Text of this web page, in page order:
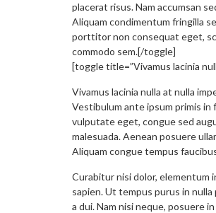
placerat risus. Nam accumsan
Aliquam condimentum fringilla
porttitor non consequat eget,
commodo sem.[/toggle]
[toggle title=”Vivamus lacinia
Vivamus lacinia nulla at nulla
Vestibulum ante ipsum primis
vulputate eget, congue sed
malesuada. Aenean posuere
Aliquam congue tempus
Curabitur nisi dolor, elementum
sapien. Ut tempus purus in
a dui. Nam nisi neque, posuere